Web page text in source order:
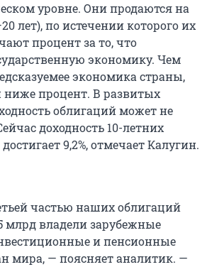
уровне. Они продаются на
лет), по истечении которого их
процент за то, что
экономику. Чем
экономика страны,
процент. В развитых
облигаций может не
доходность 10-летних
9,2%, отмечает Калугин.
частью наших облигаций
млрд владели зарубежные
и пенсионные
мира, — поясняет аналитик. —